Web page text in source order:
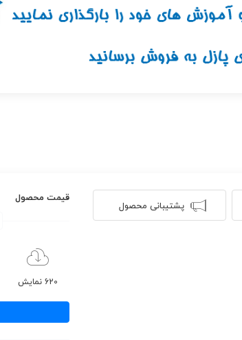
پشتیبانی محصول
قیمت محصول
620 نمایش
ووگ